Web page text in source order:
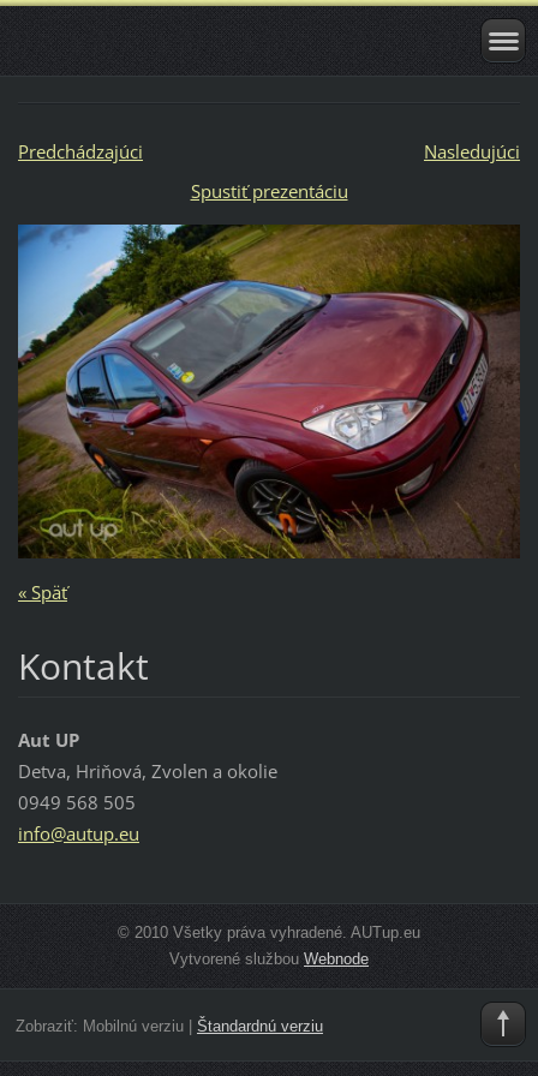
Predchádzajúci
Nasledujúci
Spustiť prezentáciu
« Späť
Kontakt
Aut UP
Detva, Hriňová, Zvolen a okolie
0949 568 505
info@autup.eu
© 2010 Všetky práva vyhradené. AUTup.eu
Vytvorené službou Webnode
Zobraziť: Mobilnú verziu| Štandardnú verziu